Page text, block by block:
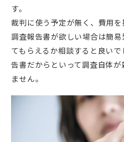
す。
裁判に使う予定が無く、費用
調査報告書が欲しい場合は簡
てもらえるか相談すると良い
告書だからといって調査自体が
ません。